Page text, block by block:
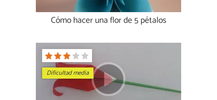
Cómo hacer una flor de 5 pétalos
Dificultad media